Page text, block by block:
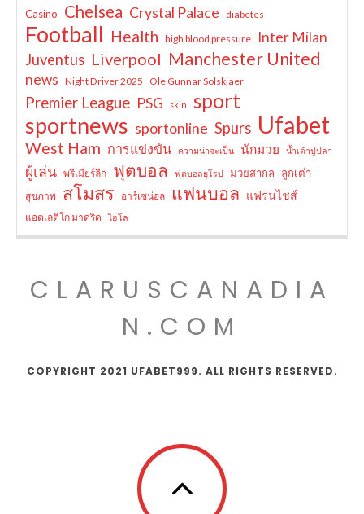
Casino Chelsea Crystal Palace diabetes
Football Health high blood pressure Inter Milan
Juventus Liverpool Manchester United
news Night Driver 2025 Ole Gunnar Solskjaer
Premier League PSG skin sport
sportnews sportonline Spurs Ufabet
West Ham การแข่งขัน ความน่าจะเป็น นักมวย น้ำเต้าปูปลา
ผู้เล่น พรีเมียร์ลีก ฟุตบอล ฟุตบอลยุโรป มวยสากล ลูกเต๋า
สุขภาพ สโมสร อาร์เซน่อล แฟนบอล แฟรนไชส์
แอตเลติโก มาดริด ไฮโล
CLARUSCANADIA
N.COM
COPYRIGHT 2021 UFABET999. ALL RIGHTS RESERVED.